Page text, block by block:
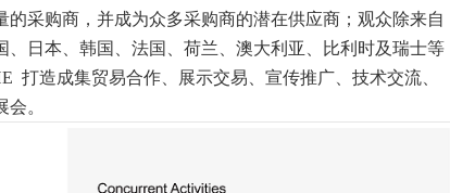
采购商，并成为众多采购商的潜在供应商；观众除来自
日本、韩国、法国、荷兰、澳大利亚、比利时及瑞士等
打造成集贸易合作、展示交易、宣传推广、技术交流、
。